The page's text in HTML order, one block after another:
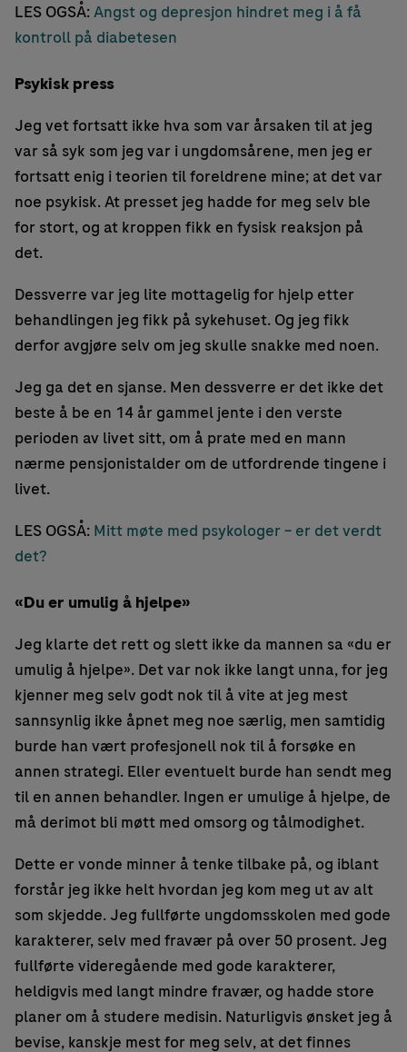
LES OGSÅ:Angst og depresjon hindret meg i å få
kontroll på diabetesen
Psykisk press
Jeg vet fortsatt ikke hva som var årsaken til at jeg
var så syk som jeg var i ungdomsårene, men jeg er
fortsatt enig i teorien til foreldrene mine; at det var
noe psykisk. At presset jeg hadde for meg selv ble
for stort, og at kroppen fikk en fysisk reaksjon på
det.
Dessverre var jeg lite mottagelig for hjelp etter
behandlingen jeg fikk på sykehuset. Og jeg fikk
derfor avgjøre selv om jeg skulle snakke med noen.
Jeg ga det en sjanse. Men dessverre er det ikke det
beste å be en 14 år gammel jente i den verste
perioden av livet sitt, om å prate med en mann
nærme pensjonistalder om de utfordrende tingene i
livet.
LES OGSÅ: Mitt møte med psykologer – er det verdt
det?
«Du er umulig å hjelpe»
Jeg klarte det rett og slett ikke da mannen sa «du er
umulig å hjelpe». Det var nok ikke langt unna, for jeg
kjenner meg selv godt nok til å vite at jeg mest
sannsynlig ikke åpnet meg noe særlig, men samtidig
burde han vært profesjonell nok til å forsøke en
annen strategi. Eller eventuelt burde han sendt meg
til en annen behandler. Ingen er umulige å hjelpe, de
må derimot bli møtt med omsorg og tålmodighet.
Dette er vonde minner å tenke tilbake på, og iblant
forstår jeg ikke helt hvordan jeg kom meg ut av alt
som skjedde. Jeg fullførte ungdomsskolen med gode
karakterer, selv med fravær på over 50 prosent. Jeg
fullførte videregående med gode karakterer,
heldigvis med langt mindre fravær, og hadde store
planer om å studere medisin. Naturligvis ønsket jeg å
bevise, kanskje mest for meg selv, at det finnes